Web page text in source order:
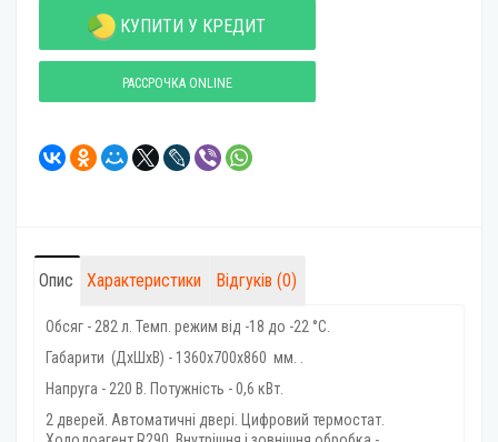
КУПИТИ У КРЕДИТ
РАССРОЧКА ONLINE
Опис Характеристики Відгуків (0)
Обсяг - 282 л. Темп. режим від -18 до -22 °C.
Габарити (ДхШхВ) - 1360x700x860 мм. .
Напруга - 220 В. Потужність - 0,6 кВт.
2 дверей. Автоматичні двері. Цифровий термостат.